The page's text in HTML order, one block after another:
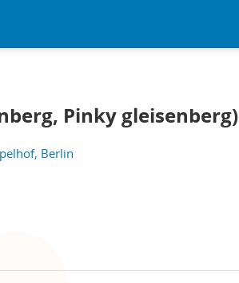
Pinky gleisenberg)
Berlin